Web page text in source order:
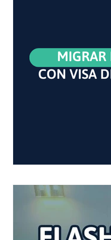
Carro en Australia
Pasaporte australiano